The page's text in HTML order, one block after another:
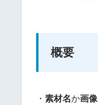
概要
・ 素材名か画像